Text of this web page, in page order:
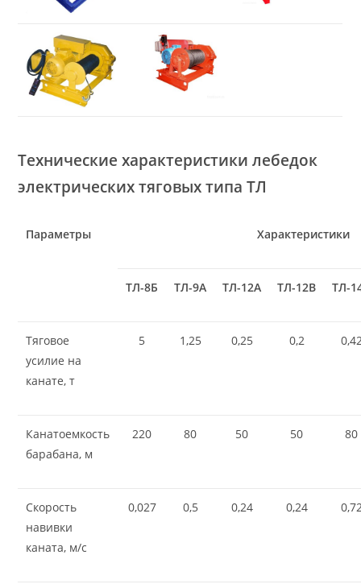
Технические характеристики лебедок
электрических тяговых типа ТЛ
Параметры Характеристики
ТЛ-8Б ТЛ-9А ТЛ-12А ТЛ-12В ТЛ-
Тяговое
усилие на
канате, т
5 1,25 0,25 0,2
Канатоемкость
барабана, м
220 80 50 50 80
Скорость
навивки
каната, м/с
0,027 0,5 0,24 0,24